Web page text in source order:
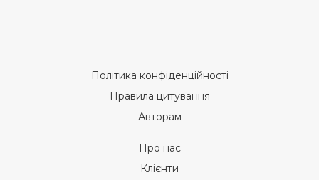
Політика конфіденційності
Правила цитування
Авторам
Про нас
Клієнти